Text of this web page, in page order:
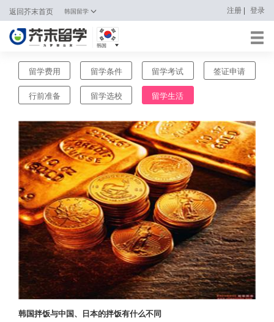
返回芥末首页 韩国留学 注册 | 登录
韩国
日本
韩国
新加坡
马来西亚
澳大利亚
中国香港
留学费用 留学条件 留学考试 签证申请
行前准备 留学选校 留学生活
韩国拌饭与中国、日本的拌饭有什么不同